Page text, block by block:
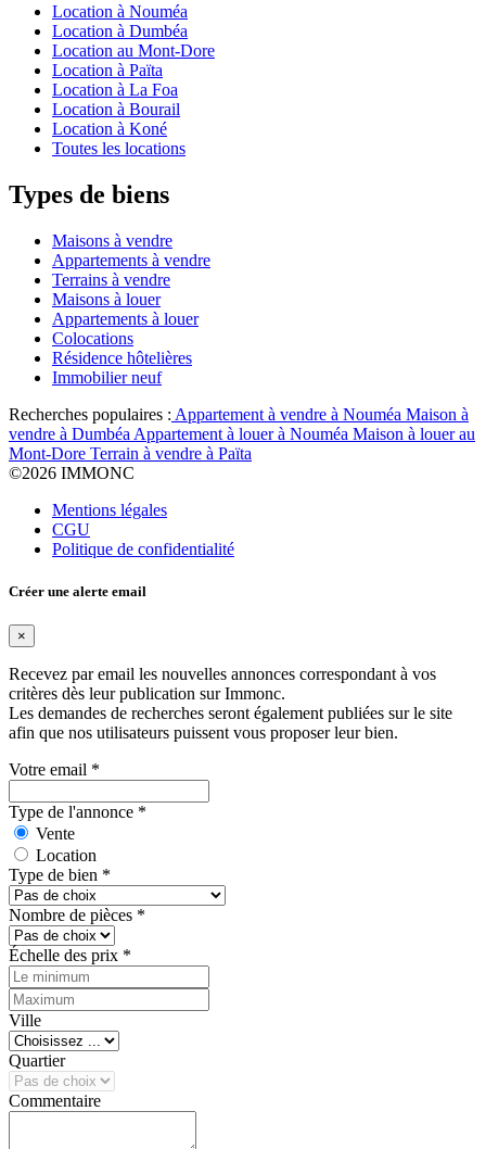
Location à Nouméa
Location à Dumbéa
Location au Mont-Dore
Location à Païta
Location à La Foa
Location à Bourail
Location à Koné
Toutes les locations
Types de biens
Maisons à vendre
Appartements à vendre
Terrains à vendre
Maisons à louer
Appartements à louer
Colocations
Résidence hôtelières
Immobilier neuf
Recherches populaires : Appartement à vendre à Nouméa Maison à
vendre à Dumbéa Appartement à louer à Nouméa Maison à louer au
Mont-Dore Terrain à vendre à Païta
©2026 IMMONC
Mentions légales
CGU
Politique de confidentialité
Créer une alerte email
×
Recevez par email les nouvelles annonces correspondant à vos
critères dès leur publication sur Immonc.
Les demandes de recherches seront également publiées sur le site
afin que nos utilisateurs puissent vous proposer leur bien.
Votre email *
Type de l'annonce *
Vente
Location
Type de bien *
Nombre de pièces *
Échelle des prix *
Ville
Quartier
Commentaire